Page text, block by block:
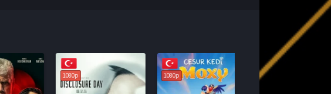
1080p 1080p